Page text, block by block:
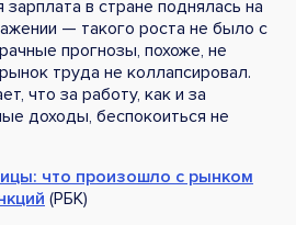
зарплата в стране поднялась на
— такого роста не было с
прогнозы, похоже, не
труда не коллапсировал.
что за работу, как и за
доходы, беспокоиться не
что произошло с рынком
(РБК)